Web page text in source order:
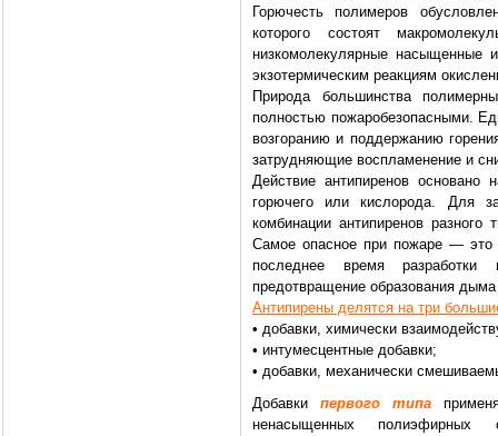
Горючесть полимеров
которого состоят
низкомолекулярные насыщенные
экзотермическим реакциям
Природа большинства
полностью пожаробезопасными.
возгоранию и поддержанию
затрудняющие воспламенение и
Действие антипиренов
горючего или кислорода. Для
комбинации антипиренов
Самое опасное при пожаре — это
последнее время
предотвращение образования дыма
Антипирены делятся на три
• добавки, химически
• интумесцентные добавки;
• добавки, механически
Добавки первого типа
ненасыщенных